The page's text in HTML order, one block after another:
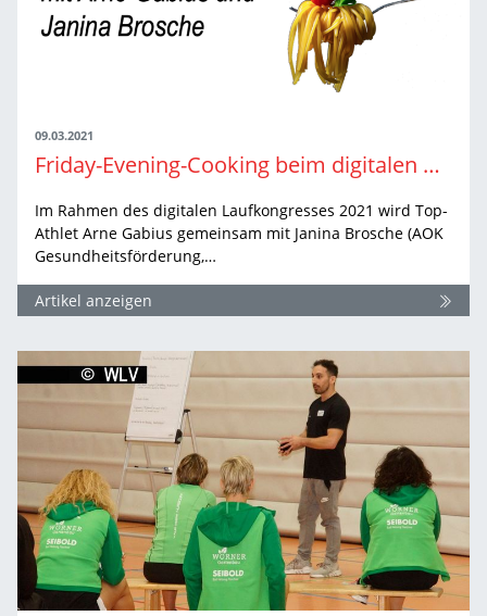
09.03.2021
Friday-Evening-Cooking beim digitalen WLV Laufkongress
Im Rahmen des digitalen Laufkongresses 2021 wird Top-
Athlet Arne Gabius gemeinsam mit Janina Brosche (AOK
Gesundheitsförderung,…
Artikel anzeigen